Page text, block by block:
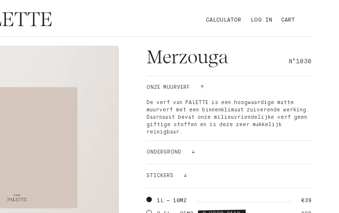
CALCULATOR LOG IN CART
Merzouga N°1030
ONZE MUURVERF
De verf van PALETTE is een hoogwaardige matte
muurverf met een binnenklimaat zuiverende werking.
Daarnaast bevat onze milieuvriendelijke verf geen
giftige stoffen en is deze zeer makkelijk
reinigbaar.
ONDERGROND
metselwerk, gipsplaat, schuurwerk, pleisterwerk,
niet elastische, organische verflagen.
* niet geschikt voor ruimtes met hoge
STICKERS
Onze stickers (24cmx24cm) kunnen zonder risico op
1L — 10M2 €39